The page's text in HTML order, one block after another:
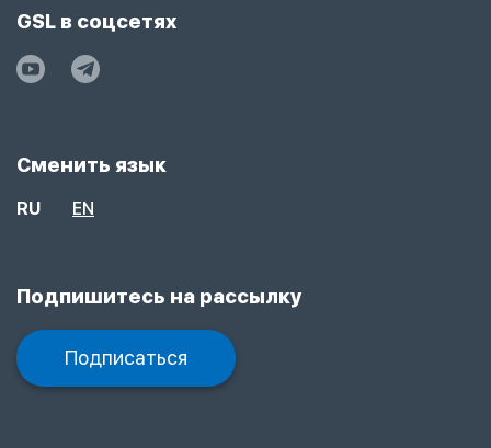
GSL в соцсетях
Сменить язык
RU EN
Подпишитесь на рассылку
Подписаться